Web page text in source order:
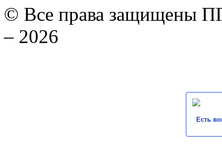
© Все права защищены
– 2026
Есть